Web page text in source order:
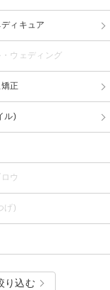
ィキュア
・ウェディング
正
ル)
ウ
げ)
り込む